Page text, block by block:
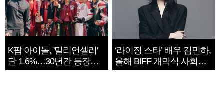
K팝 아이돌, '밀리언셀러'
단 1.6%…30년간 등장
1182개팀 전수조사
‘라이징 스타’ 배우 김민하,
올해 BIFF 개막식 사회자
확정